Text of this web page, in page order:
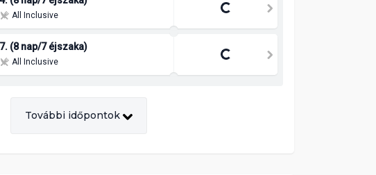
(8 nap/7 éjszaka) 1 476 580 Ft
(8 nap/7 éjszaka) 1 492 580 Ft
További időpontok